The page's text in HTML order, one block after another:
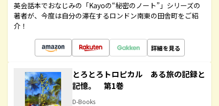
英会話本でおなじみの「Kayoの“秘密のノート”」シリーズの
著者が、今度は自分の滞在するロンドン南東の田舎町をご紹
介！
詳細を見る
とろとろトロピカル ある旅の記録と
記憶。 第1巻
D-Books